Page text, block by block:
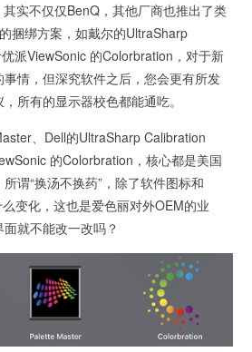
其实不仅仅BenQ，其他厂商也推出了类
捆绑方案，如戴尔的UltraSharp
派ViewSonic 的Colorbration，对于新
情，但深究软件之后，您会更有所发
所有的显示器校色都能通吃。
、Dell的UltraSharp Calibration
的Colorbration，核心都是美国
谓“换汤不换药”，除了软件图标和
变化，这也是爱色丽对外OEM的业
就不能改一改吗？